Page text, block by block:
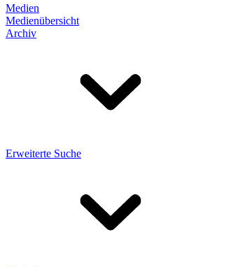
Medien
Medienübersicht
Archiv
Erweiterte Suche